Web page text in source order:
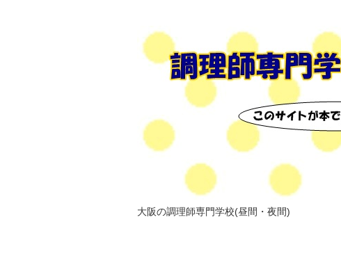
大阪の調理師専門学校(昼間・夜間)